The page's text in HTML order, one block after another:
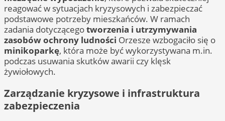
reagować w sytuacjach kryzysowych i zabezpieczać
podstawowe potrzeby mieszkańców. W ramach
zadania dotyczącegotworzenia i utrzymywania
zasobów ochrony ludności Orzesze wzbogaciło się o
minikoparkę, która może być wykorzystywana m.in.
podczas usuwania skutków awarii czy klęsk
żywiołowych.
Zarządzanie kryzysowe i infrastruktura
zabezpieczenia